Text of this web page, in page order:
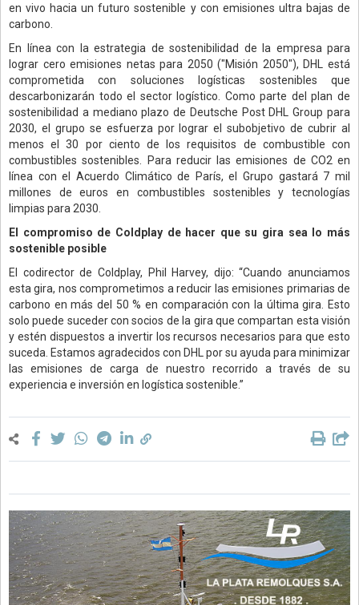
en vivo hacia un futuro sostenible y con emisiones ultra bajas de
carbono.
En línea con la estrategia de sostenibilidad de la empresa para
lograr cero emisiones netas para 2050 ("Misión 2050"), DHL está
comprometida con soluciones logísticas sostenibles que
descarbonizarán todo el sector logístico. Como parte del plan de
sostenibilidad a mediano plazo de Deutsche Post DHL Group para
2030, el grupo se esfuerza por lograr el subobjetivo de cubrir al
menos el 30 por ciento de los requisitos de combustible con
combustibles sostenibles. Para reducir las emisiones de CO2 en
línea con el Acuerdo Climático de París, el Grupo gastará 7 mil
millones de euros en combustibles sostenibles y tecnologías
limpias para 2030.
El compromiso de Coldplay de hacer que su gira sea lo más
sostenible posible
El codirector de Coldplay, Phil Harvey, dijo: “Cuando anunciamos
esta gira, nos comprometimos a reducir las emisiones primarias de
carbono en más del 50 % en comparación con la última gira. Esto
solo puede suceder con socios de la gira que compartan esta visión
y estén dispuestos a invertir los recursos necesarios para que esto
suceda. Estamos agradecidos con DHL por su ayuda para minimizar
las emisiones de carga de nuestro recorrido a través de su
experiencia e inversión en logística sostenible.”